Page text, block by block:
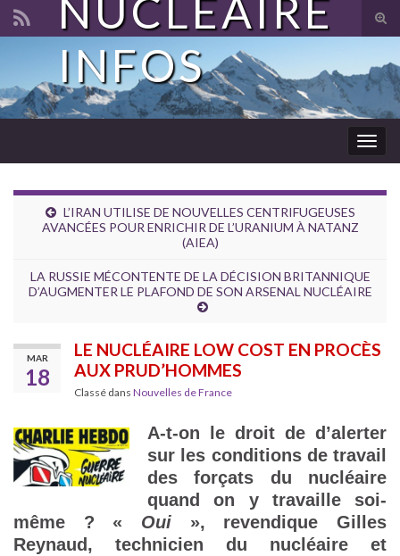
Search for:
NUCLÉAIRE
INFOS
L’IRAN UTILISE DE NOUVELLES CENTRIFUGEUSES
AVANCÉES POUR ENRICHIR DE L’URANIUM À NATANZ
(AIEA)
LA RUSSIE MÉCONTENTE DE LA DÉCISION BRITANNIQUE
D’AUGMENTER LE PLAFOND DE SON ARSENAL NUCLÉAIRE
MAR
18
LE NUCLÉAIRE LOW COST EN PROCÈS
AUX PRUD’HOMMES
Classé dans Nouvelles de France
A-t-on le droit de d’alerter
sur les conditions de travail
des forçats du nucléaire
quand on y travaille soi-
même ? « Oui », revendique Gilles
Reynaud, technicien du nucléaire et